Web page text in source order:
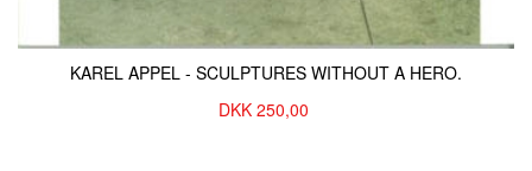
KAREL APPEL - SCULPTURES WITHOUT A HERO.
DKK 250,00